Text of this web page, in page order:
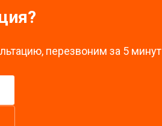
перезвоним за 5 минут